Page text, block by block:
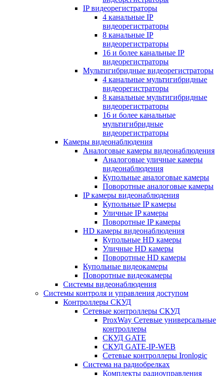
IP видеорегистраторы
4 канальные IP
видеорегистраторы
8 канальные IP
видеорегистраторы
16 и более канальные IP
видеорегистраторы
Мультигибридные видеорегистраторы
4 канальные мультигибридные
видеорегистраторы
8 канальные мультигибридные
видеорегистраторы
16 и более канальные
мультигибридные
видеорегистраторы
Камеры видеонаблюдения
Аналоговые камеры видеонаблюдения
Аналоговые уличные камеры
видеонаблюдения
Купольные аналоговые камеры
Поворотные аналоговые камеры
IP камеры видеонаблюдения
Купольные IP камеры
Уличные IP камеры
Поворотные IP камеры
HD камеры видеонаблюдения
Купольные HD камеры
Уличные HD камеры
Поворотные HD камеры
Купольные видеокамеры
Поворотные видеокамеры
Системы видеонаблюдения
Системы контроля и управления доступом
Контроллеры СКУД
Сетевые контроллеры СКУД
ProxWay Сетевые универсальные
контроллеры
СКУД GATE
СКУД GATE-IP-WEB
Сетевые контроллеры Ironlogic
Система на радиобрелках
Комплекты радиоуправления